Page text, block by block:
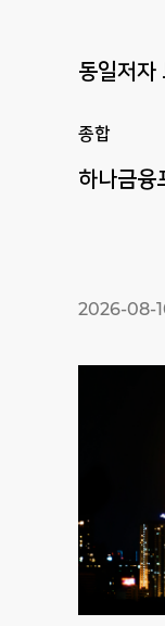
동일저자
종합
하나금융
2026-08-